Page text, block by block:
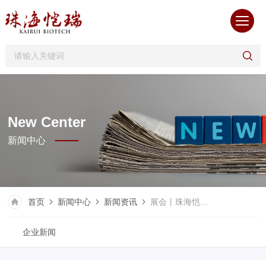
New Center
新闻中心
首页 新闻中心 新闻资讯
企业新闻